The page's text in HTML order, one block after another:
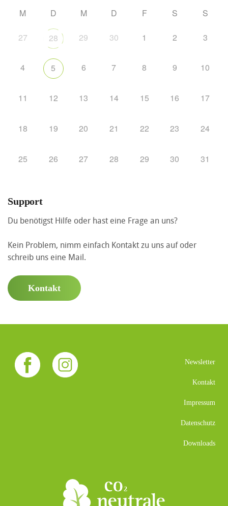
M D M D F S S
27 28 29 30 1 2 3
4 5 6 7 8 9 10
11 12 13 14 15 16 17
18 19 20 21 22 23 24
25 26 27 28 29 30 31
Support
Du benötigst Hilfe oder hast eine Frage an uns?
Kein Problem, nimm einfach Kontakt zu uns auf oder
schreib uns eine Mail.
Kontakt
Newsletter
Kontakt
Impressum
Datenschutz
Downloads